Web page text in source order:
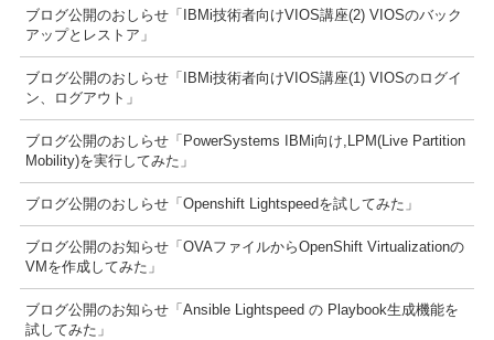
ブログ公開のおしらせ「IBMi技術者向けVIOS講座(2) VIOSのバック
アップとレストア」
ブログ公開のおしらせ「IBMi技術者向けVIOS講座(1) VIOSのログイ
ン、ログアウト」
ブログ公開のおしらせ「PowerSystems IBMi向け,LPM(Live Partition
Mobility)を実行してみた」
ブログ公開のおしらせ「Openshift Lightspeedを試してみた」
ブログ公開のお知らせ「OVAファイルからOpenShift Virtualizationの
VMを作成してみた」
ブログ公開のお知らせ「Ansible Lightspeed の Playbook生成機能を
試してみた」